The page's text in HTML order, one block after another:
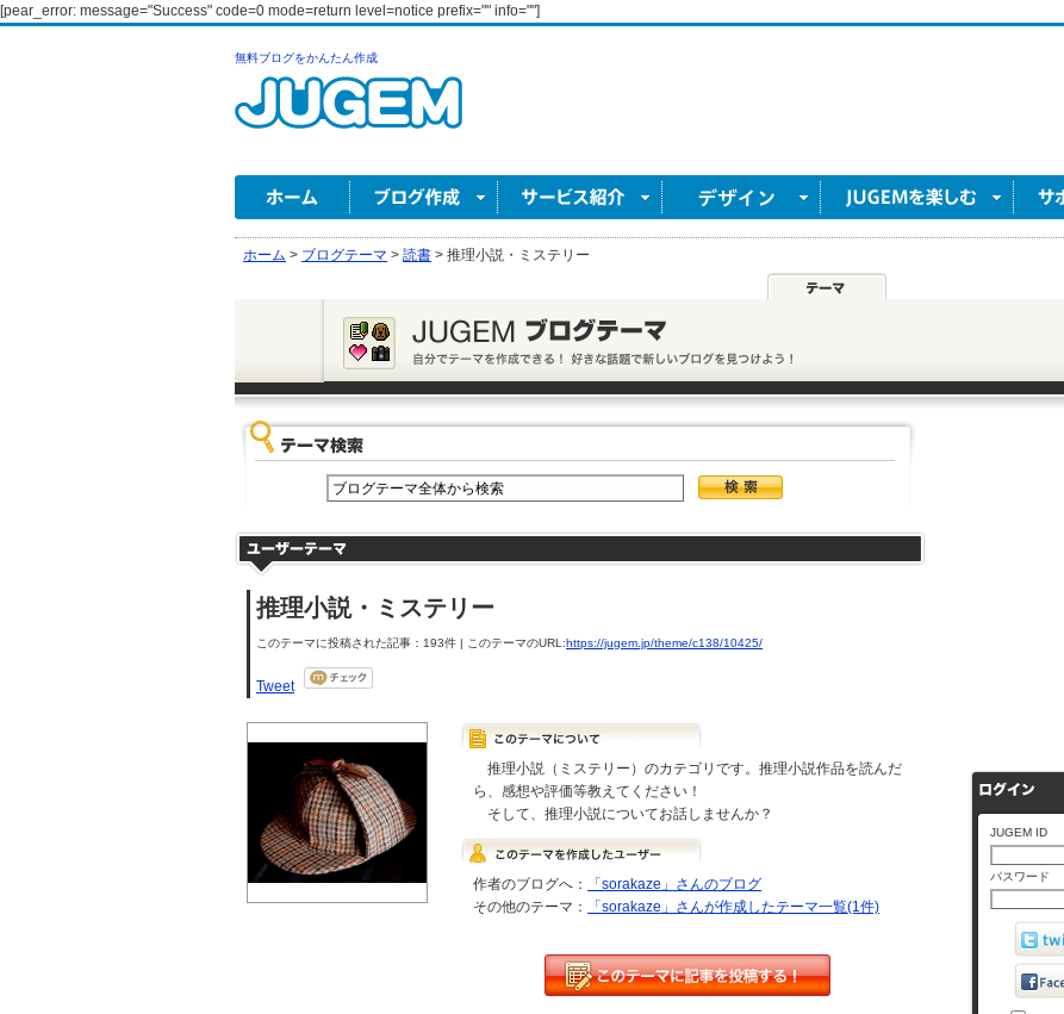
[pear_error: message="Success" code=0 mode=return level=notice prefix="" info=""]
無料ブログをかんたん作成
ホーム > ブログテーマ > 読書 > 推理小説・ミステリー
推理小説・ミステリー
このテーマに投稿された記事：193件 | このテーマのURL:https://jugem.jp/theme/c138/10425/
Tweet
推理小説（ミステリー）のカテゴリです。推理小説作品を読んだ
ら、感想や評価等教えてください！
そして、推理小説についてお話しませんか？
作者のブログへ：
「sorakaze」さんのブログ
その他のテーマ：
「sorakaze」さんが作成したテーマ一覧(1件)
JUGEM ID
パスワード